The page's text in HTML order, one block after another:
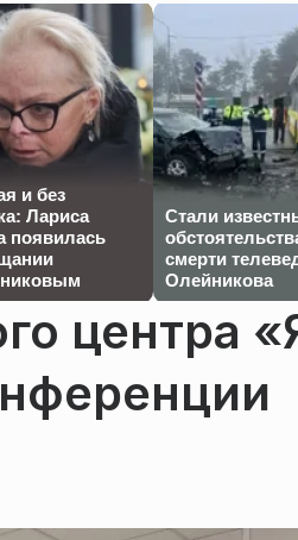
и без
Лариса
появилась
Стали
смерти
Олейникова
центра